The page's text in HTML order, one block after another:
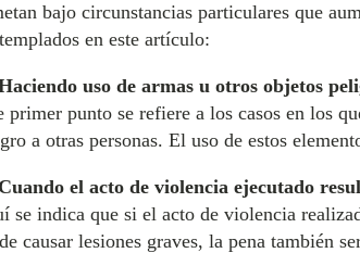
bajo circunstancias particulares que
en este artículo:
uso de armas u otros objetos
primer punto se refiere a los casos en los
a otras personas. El uso de estos
el acto de violencia ejecutado
se indica que si el acto de violencia
causar lesiones graves, la pena también